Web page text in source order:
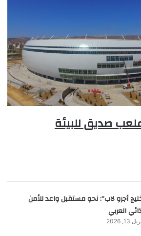
صديق للبيئة
أجرو لاب”: نحو مستقبل واعد للأمن
العربي
13, 2026